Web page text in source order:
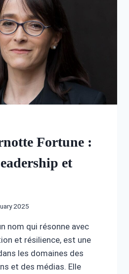
Fortune :
et
2025
nom qui résonne avec
et résilience, est une
les domaines des
et des médias. Elle